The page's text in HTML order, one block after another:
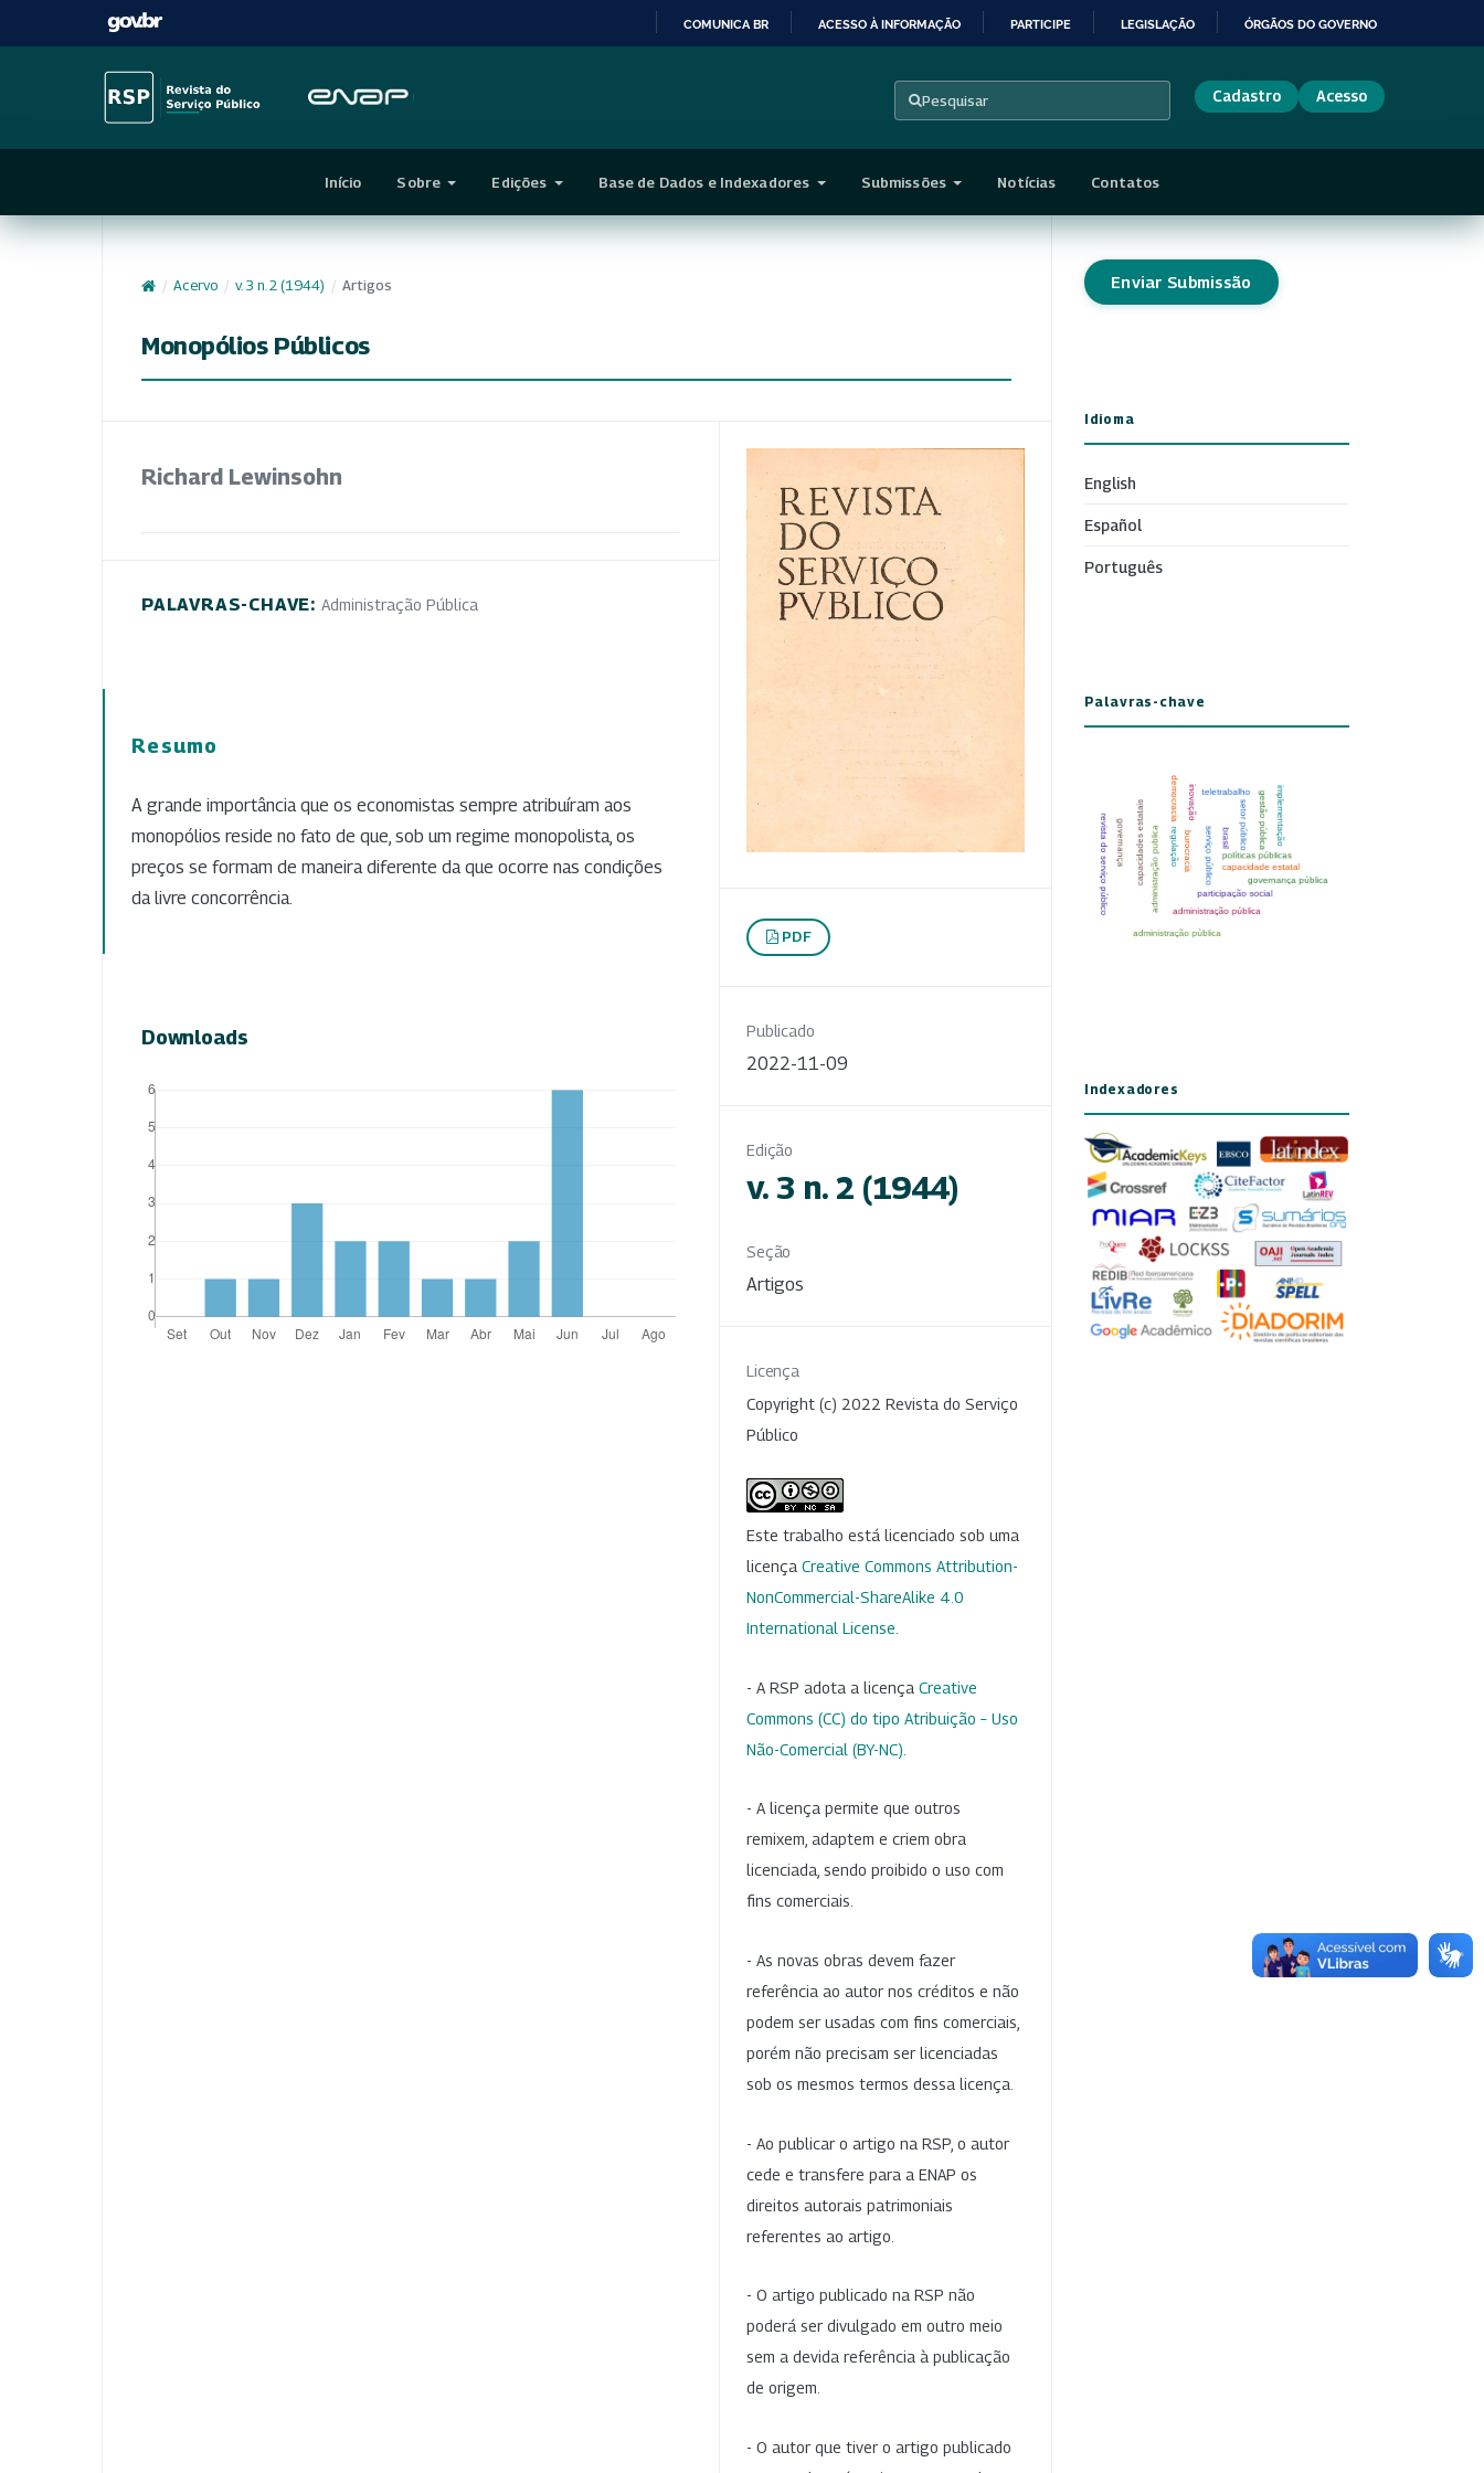
CONTEÚDO
COMUNICA BR ACESSO À INFORMAÇÃO PARTICIPE LEGISLAÇÃO ÓRGÃOS DO GOVERNO
Pesquisar Cadastro Acesso
Início Sobre Edições Base de Dados e Indexadores Submissões Notícias Contatos
/ Acervo / v. 3 n. 2 (1944) / Artigos
Monopólios Públicos
Richard Lewinsohn
PALAVRAS-CHAVE: Administração Pública
Resumo
A grande importância que os economistas sempre atribuíram aos
monopólios reside no fato de que, sob um regime monopolista, os
preços se formam de maneira diferente da que ocorre nas condições
da livre concorrência.
Downloads
PDF
Publicado
2022-11-09
Edição
v. 3 n. 2 (1944)
Seção
Artigos
Licença
Copyright (c) 2022 Revista do Serviço
Público
Este trabalho está licenciado sob uma
licença Creative Commons Attribution-
NonCommercial-ShareAlike 4.0
International License
- A RSP adota a licença Creative
Commons (CC) do tipo Atribuição – Uso
Não-Comercial (BY-NC)
- A licença permite que outros
remixem, adaptem e criem obra
licenciada, sendo proibido o uso com
fins comerciais.
- As novas obras devem fazer
referência ao autor nos créditos e não
podem ser usadas com fins comerciais,
porém não precisam ser licenciadas
sob os mesmos termos dessa licença.
- Ao publicar o artigo na RSP, o autor
cede e transfere para a ENAP os
direitos autorais patrimoniais
referentes ao artigo.
- O artigo publicado na RSP não
poderá ser divulgado em outro meio
sem a devida referência à publicação
de origem.
- O autor que tiver o artigo publicado
Enviar Submissão
Idioma
English
Español
Português
Palavras-chave
Indexadores